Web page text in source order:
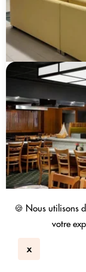
🍪 Nous utilisons
votre
x